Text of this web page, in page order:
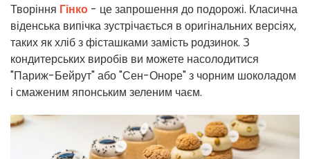
Творіння Гінко - це запрошення до подорожі. Класична
віденська випічка зустрічається в оригінальних версіях,
таких як хліб з фісташками замість родзинок. З
кондитерських виробів ви можете насолодитися
"Париж-Бейрут" або "Сен-Оноре" з чорним шоколадом
і смаженим японським зеленим чаєм.